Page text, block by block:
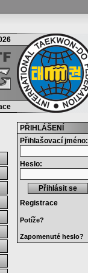
PŘIHLÁŠENÍ
Přihlašovací jméno:
Heslo:
Registrace
Potíže?
Zapomenuté heslo?